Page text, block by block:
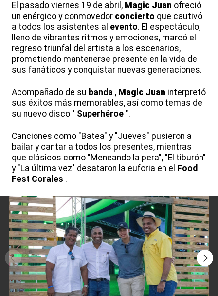
El pasado viernes 19 de abril, Magic Juan ofreció
un enérgico y conmovedor concierto que cautivó
a todos los asistentes al evento. El espectáculo,
lleno de vibrantes ritmos y emociones, marcó el
regreso triunfal del artista a los escenarios,
prometiendo mantenerse presente en la vida de
sus fanáticos y conquistar nuevas generaciones.
Acompañado de su banda , Magic Juan interpretó
sus éxitos más memorables, así como temas de
su nuevo disco " Superhéroe ".
Canciones como "Batea" y "Jueves" pusieron a
bailar y cantar a todos los presentes, mientras
que clásicos como "Meneando la pera", "El tiburón"
y "La última vez" desataron la euforia en el Food
Fest Corales .